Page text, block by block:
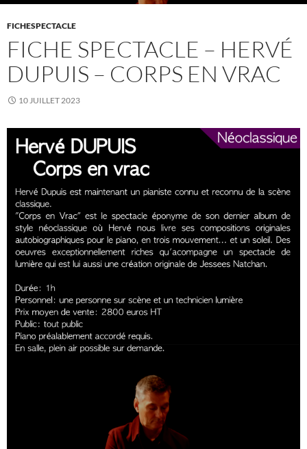
FICHESPECTACLE
FICHE SPECTACLE – HERVÉ
DUPUIS – CORPS EN VRAC
10 JUILLET 2023